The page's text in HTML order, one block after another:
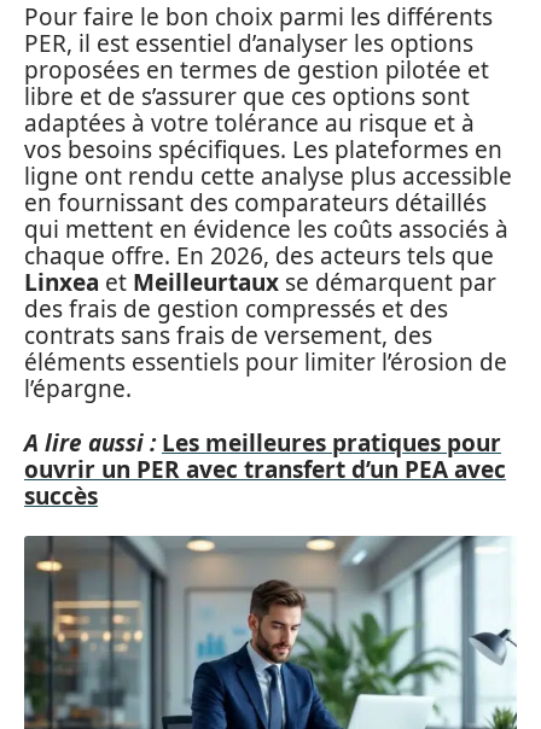
Pour faire le bon choix parmi les différents
PER, il est essentiel d’analyser les options
proposées en termes de gestion pilotée et
libre et de s’assurer que ces options sont
adaptées à votre tolérance au risque et à
vos besoins spécifiques. Les plateformes en
ligne ont rendu cette analyse plus accessible
en fournissant des comparateurs détaillés
qui mettent en évidence les coûts associés à
chaque offre. En 2026, des acteurs tels que
Linxea et Meilleurtaux se démarquent par
des frais de gestion compressés et des
contrats sans frais de versement, des
éléments essentiels pour limiter l’érosion de
l’épargne.
A lire aussi : Les meilleures pratiques pour
ouvrir un PER avec transfert d’un PEA avec
succès